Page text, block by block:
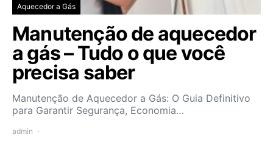
Aquecedor a Gás
Manutenção de aquecedor
a gás – Tudo o que você
precisa saber
Manutenção de Aquecedor a Gás: O Guia Definitivo
para Garantir Segurança, Economia…
admin